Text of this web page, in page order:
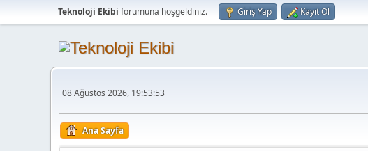
Teknoloji Ekibi forumuna hoşgeldiniz. Giriş Yap Kayıt Ol
08 Ağustos 2026, 19:53:53
Ana Sayfa